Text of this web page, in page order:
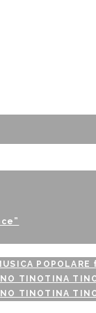
TINOTINA
TINOTINA